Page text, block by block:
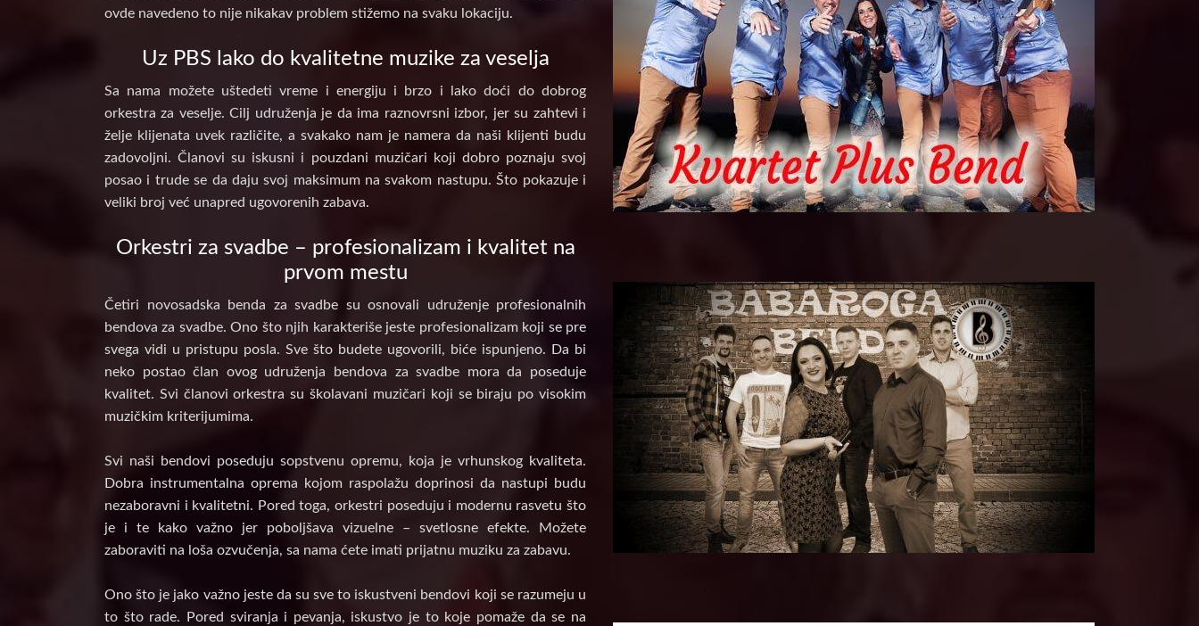
ovde navedeno to nije nikakav problem stižemo na svaku lokaciju.
Uz PBS lako do kvalitetne muzike za veselja
Sa nama možete uštedeti vreme i energiju i brzo i lako doći do dobrog
orkestra za veselje. Cilj udruženja je da ima raznovrsni izbor, jer su zahtevi i
želje klijenata uvek različite, a svakako nam je namera da naši klijenti budu
zadovoljni. Članovi su iskusni i pouzdani muzičari koji dobro poznaju svoj
posao i trude se da daju svoj maksimum na svakom nastupu. Što pokazuje i
veliki broj već unapred ugovorenih zabava.
Orkestri za svadbe – profesionalizam i kvalitet na
prvom mestu
Četiri novosadska benda za svadbe su osnovali udruženje profesionalnih
bendova za svadbe. Ono što njih karakteriše jeste profesionalizam koji se pre
svega vidi u pristupu posla. Sve što budete ugovorili, biće ispunjeno. Da bi
neko postao član ovog udruženja bendova za svadbe mora da poseduje
kvalitet. Svi članovi orkestra su školavani muzičari koji se biraju po visokim
muzičkim kriterijumima.
Svi naši bendovi poseduju sopstvenu opremu, koja je vrhunskog kvaliteta.
Dobra instrumentalna oprema kojom raspolažu doprinosi da nastupi budu
nezaboravni i kvalitetni. Pored toga, orkestri poseduju i modernu rasvetu što
je i te kako važno jer poboljšava vizuelne – svetlosne efekte. Možete
zaboraviti na loša ozvučenja, sa nama ćete imati prijatnu muziku za zabavu.
Ono što je jako važno jeste da su sve to iskustveni bendovi koji se razumeju u
to što rade. Pored sviranja i pevanja, iskustvo je to koje pomaže da se na